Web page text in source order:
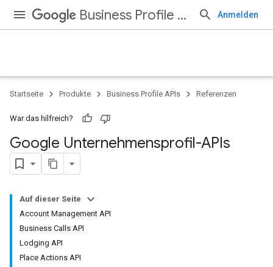
Business Profile APIs Anmelden
Startseite Produkte Business Profile APIs Referenzen
War das hilfreich?
Google Unternehmensprofil-APIs
Auf dieser Seite
Account Management API
Business Calls API
Lodging API
Place Actions API